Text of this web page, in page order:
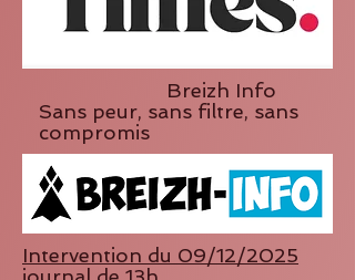
Breizh Info
Sans peur, sans filtre, sans
compromis
Intervention du 09/12/2025